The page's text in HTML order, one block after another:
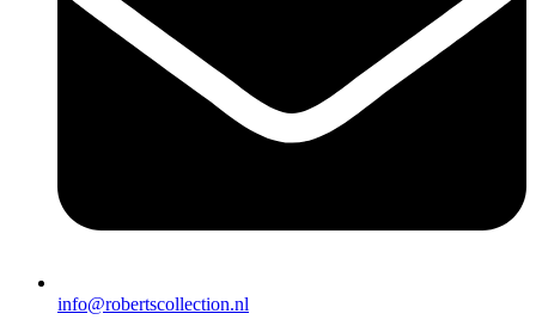
info@robertscollection.nl